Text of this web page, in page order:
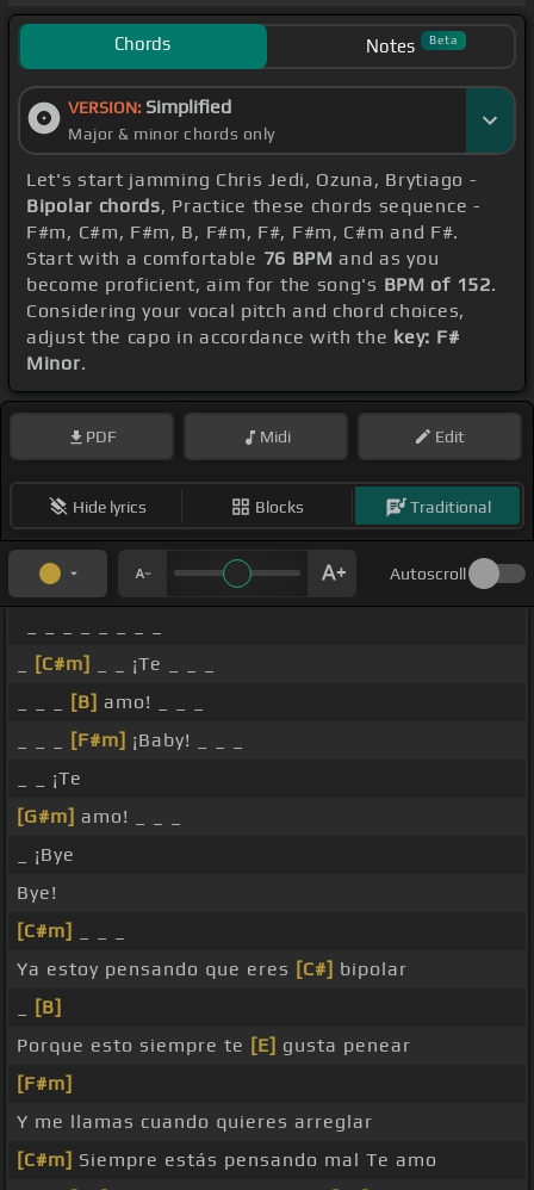
Chords Notes Beta
VERSION: Simplified
Major & minor chords only
Let's start jamming Chris Jedi, Ozuna, Brytiago -
Bipolar chords, Practice these chords sequence -
F#m, C#m, F#m, B, F#m, F#, F#m, C#m and F#.
Start with a comfortable 76 BPM and as you
become proficient, aim for the song's BPM of 152.
Considering your vocal pitch and chord choices,
adjust the capo in accordance with the key: F#
Minor.
PDF Midi Edit
Hide lyrics Blocks Traditional
Autoscroll
[C#m]
_ _ ¡Te _ _ _
[B] amo! _ _ _
[F#m] ¡Baby! _ _ _
_ _ ¡Te
[G#m] amo! _ _ _
_ ¡Bye
Bye!
[C#m]
Ya estoy pensando que eres [C#] bipolar
[B]
Porque esto siempre te [E] gusta penear
[F#m]
Y me llamas cuando quieres arreglar
[C#m] Siempre estás pensando mal Te amo